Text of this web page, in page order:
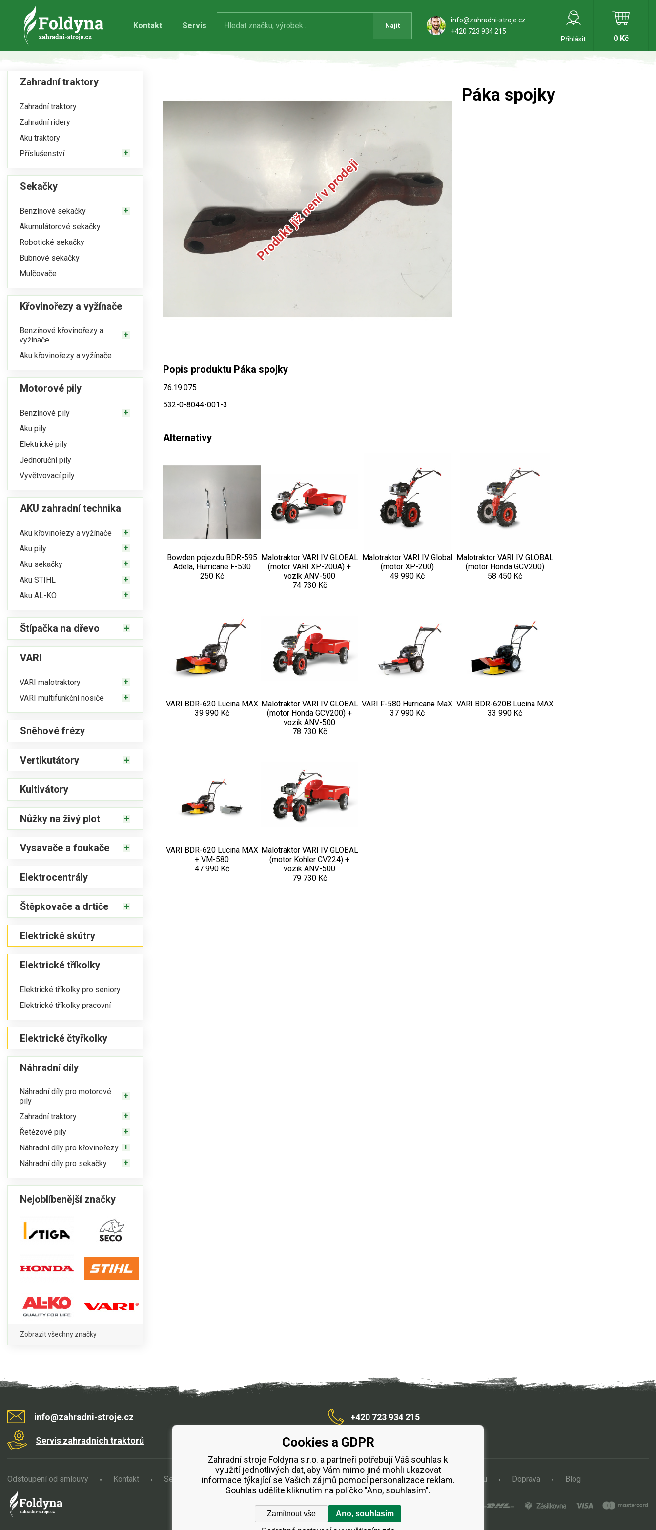
Kontakt Servis Najít
info@zahradni-stroje.cz
+420 723 934 215
Přihlásit
0 Kč
Zahradní traktory
Zahradní traktory
Zahradní ridery
Aku traktory
Příslušenství
Sekačky
Benzínové sekačky
Akumulátorové sekačky
Robotické sekačky
Bubnové sekačky
Mulčovače
Křovinořezy a vyžínače
Benzínové křovinořezy a
vyžínače
Aku křovinořezy a vyžínače
Motorové pily
Benzínové pily
Aku pily
Elektrické pily
Jednoruční pily
Vyvětvovací pily
AKU zahradní technika
Aku křovinořezy a vyžínače
Aku pily
Aku sekačky
Aku STIHL
Aku AL-KO
Štípačka na dřevo
VARI
VARI malotraktory
VARI multifunkční nosiče
Sněhové frézy
Vertikutátory
Kultivátory
Nůžky na živý plot
Vysavače a foukače
Elektrocentrály
Štěpkovače a drtiče
Elektrické skútry
Elektrické tříkolky
Elektrické tříkolky pro seniory
Elektrické tříkolky pracovní
Elektrické čtyřkolky
Náhradní díly
Náhradní díly pro motorové
pily
Zahradní traktory
Řetězové pily
Náhradní díly pro křovinořezy
Náhradní díly pro sekačky
Nejoblíbenější značky
Zobrazit všechny značky
Produkt již není v prodeji
Páka spojky
Popis produktu Páka spojky
76.19.075
532-0-8044-001-3
Alternativy
Bowden pojezdu BDR-595
Adéla, Hurricane F-530
250 Kč
Malotraktor VARI IV GLOBAL
(motor VARI XP-200A) +
vozík ANV-500
74 730 Kč
Malotraktor VARI IV Global
(motor XP-200)
49 990 Kč
Malotraktor VARI IV GLOBAL
(motor Honda GCV200)
58 450 Kč
VARI BDR-620 Lucina MAX
39 990 Kč
Malotraktor VARI IV GLOBAL
(motor Honda GCV200) +
vozík ANV-500
78 730 Kč
VARI F-580 Hurricane MaX
37 990 Kč
VARI BDR-620B Lucina MAX
33 990 Kč
VARI BDR-620 Lucina MAX
+ VM-580
47 990 Kč
Malotraktor VARI IV GLOBAL
(motor Kohler CV224) +
vozík ANV-500
79 730 Kč
info@zahradni-stroje.cz
Servis zahradních traktorů /zahradnístroje
+420 723 934 215
Odstoupení od smlouvy Kontakt Servis Obchodní podmínky Splátkový prodej ESSOX Půjčovna vertikutátoru Doprava Blog
Cookies a GDPR
Zahradní stroje Foldyna s.r.o. a partneři potřebují Váš souhlas k
využití jednotlivých dat, aby Vám mimo jiné mohli ukazovat
informace týkající se Vašich zájmů pomocí personalizace reklam.
Souhlas udělíte kliknutím na políčko "Ano, souhlasím".
Zamítnout vše Ano, souhlasím